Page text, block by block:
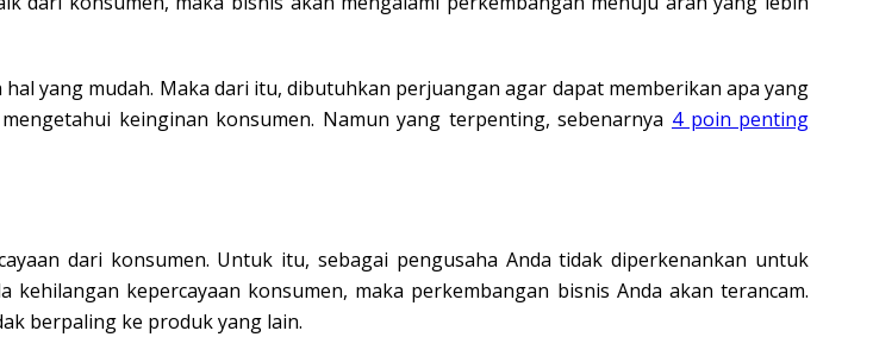
yang mudah. Maka dari itu, dibutuhkan perjuangan agar dapat memberikan apa yang
keinginan konsumen. Namun yang terpenting, sebenarnya 4 poin penting
dari konsumen. Untuk itu, sebagai pengusaha Anda tidak diperkenankan untuk
kehilangan kepercayaan konsumen, maka perkembangan bisnis Anda akan terancam.
berpaling ke produk yang lain.